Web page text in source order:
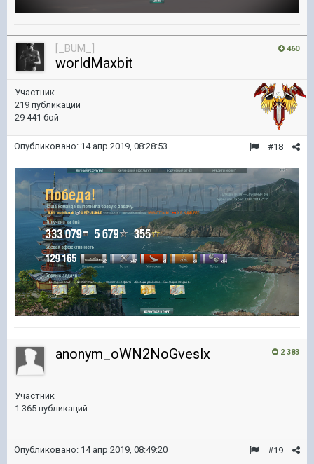
460
[_BUM_]
worldMaxbit
Участник
219 публикаций
29 441 бой
#18
Опубликовано: 14 апр 2019, 08:28:53
2 383
anonym_oWN2NoGveslx
Участник
1 365 публикаций
#19
Опубликовано: 14 апр 2019, 08:49:20